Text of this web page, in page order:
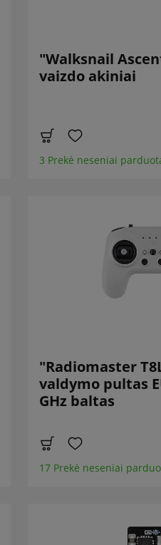
"Walksnail
vaizdo akiniai
3 Prekė neseniai
"Radiomaster
valdymo pultas
GHz baltas
17 Prekė neseniai